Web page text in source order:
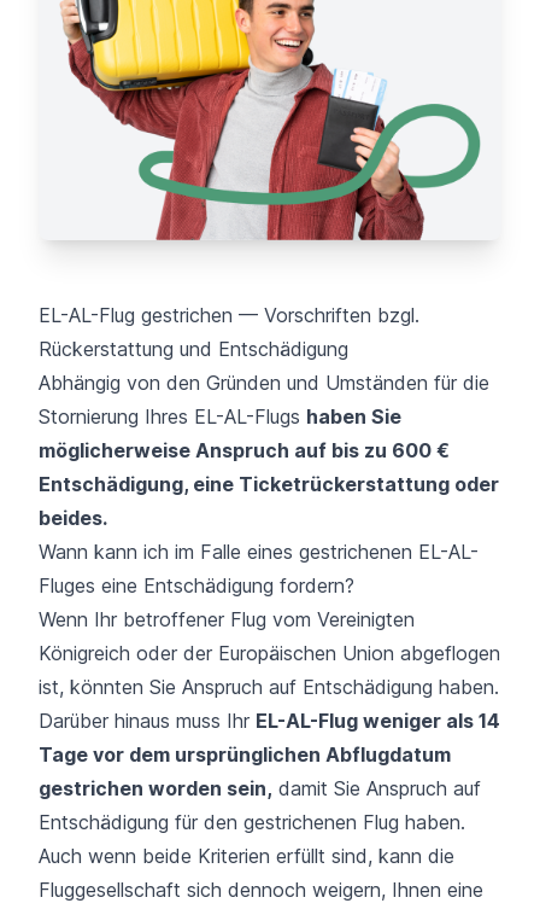
EL-AL-Flug gestrichen — Vorschriften bzgl.
Rückerstattung und Entschädigung
Abhängig von den Gründen und Umständen für die
Stornierung Ihres EL-AL-Flugs haben Sie
möglicherweise Anspruch auf bis zu 600 €
Entschädigung, eine Ticketrückerstattung oder
beides.
Wann kann ich im Falle eines gestrichenen EL-AL-
Fluges eine Entschädigung fordern?
Wenn Ihr betroffener Flug vom Vereinigten
Königreich oder der Europäischen Union abgeflogen
ist, könnten Sie Anspruch auf Entschädigung haben.
Darüber hinaus muss Ihr EL-AL-Flug weniger als 14
Tage vor dem ursprünglichen Abflugdatum
gestrichen worden sein, damit Sie Anspruch auf
Entschädigung für den gestrichenen Flug haben.
Auch wenn beide Kriterien erfüllt sind, kann die
Fluggesellschaft sich dennoch weigern, Ihnen eine